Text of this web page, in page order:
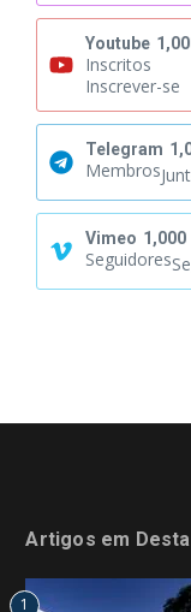
Youtube
Inscritos
Inscrever-se
Telegram
Membros
Vimeo 1,000
Seguidores
Artigos em
1